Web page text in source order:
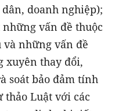
doanh nghiệp);
vấn đề thuộc
và những vấn đề
xuyên thay đổi,
soát bảo đảm tính
thảo Luật với các